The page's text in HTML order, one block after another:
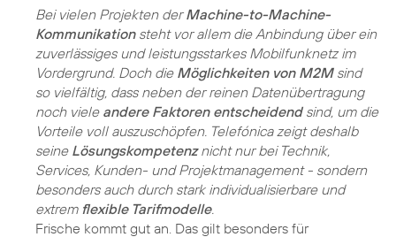
Bei vielen Projekten derMachine-to-Machine-
Kommunikationsteht vor allem die Anbindung über ein
zuverlässiges und leistungsstarkes Mobilfunknetz im
Vordergrund. Doch die Möglichkeiten von M2Msind
so vielfältig, dass neben der reinen Datenübertragung
noch viele andere Faktoren entscheidendsind, um die
Vorteile voll auszuschöpfen. Telefónica zeigt deshalb
seine Lösungskompetenznicht nur bei Technik,
Services, Kunden- und Projektmanagement - sondern
besonders auch durch stark individualisierbare und
extrem flexible Tarifmodelle.
Frische kommt gut an. Das gilt besonders für